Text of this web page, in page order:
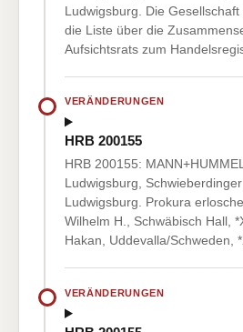
Ludwigsburg. Die
die Liste über die
Aufsichtsrats zum
VERÄNDERUNGEN
HRB 200155
HRB 200155:
Ludwigsburg,
Ludwigsburg. Prokura
Wilhelm H., Schwäbisch Hall,
Hakan, Uddevalla/Schweden,
VERÄNDERUNGEN